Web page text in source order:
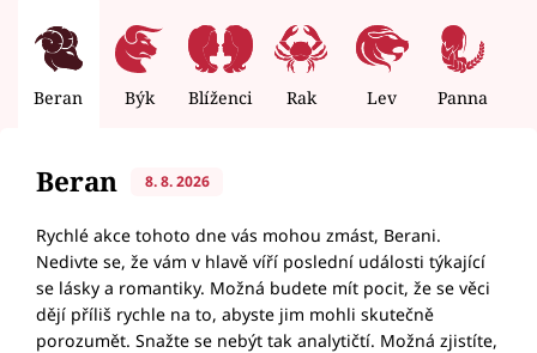
Beran Býk Blíženci Rak Lev Panna
Beran 8. 8. 2026
Rychlé akce tohoto dne vás mohou zmást, Berani.
Nedivte se, že vám v hlavě víří poslední události týkající
se lásky a romantiky. Možná budete mít pocit, že se věci
dějí příliš rychle na to, abyste jim mohli skutečně
porozumět. Snažte se nebýt tak analytičtí. Možná zjistíte,